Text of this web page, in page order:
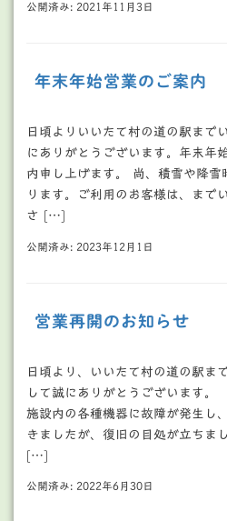
公開済み: 2021年11月3日
年末年始営業のご案内
日頃よりいいたて村の道の駅まで
にありがとうございます。年末年
内申し上げます。 尚、積雪や降雪
ります。ご利用のお客様は、まで
さ […]
公開済み: 2023年12月1日
営業再開のお知らせ
日頃より、いいたて村の道の駅ま
して誠にありがとうございます
施設内の各種機器に故障が発生し
きましたが、復旧の目処が立ちま
[…]
公開済み: 2022年6月30日